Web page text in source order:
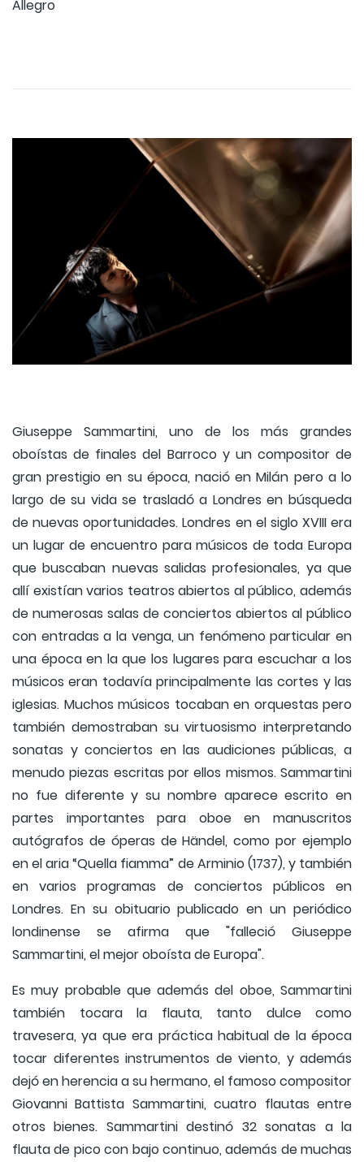
Allegro
Giuseppe Sammartini, uno de los más grandes
oboístas de finales del Barroco y un compositor de
gran prestigio en su época, nació en Milán pero a lo
largo de su vida se trasladó a Londres en búsqueda
de nuevas oportunidades. Londres en el siglo XVIII era
un lugar de encuentro para músicos de toda Europa
que buscaban nuevas salidas profesionales, ya que
allí existían varios teatros abiertos al público, además
de numerosas salas de conciertos abiertos al público
con entradas a la venga, un fenómeno particular en
una época en la que los lugares para escuchar a los
músicos eran todavía principalmente las cortes y las
iglesias. Muchos músicos tocaban en orquestas pero
también demostraban su virtuosismo interpretando
sonatas y conciertos en las audiciones públicas, a
menudo piezas escritas por ellos mismos. Sammartini
no fue diferente y su nombre aparece escrito en
partes importantes para oboe en manuscritos
autógrafos de óperas de Händel, como por ejemplo
en el aria “Quella fiamma” de Arminio (1737), y también
en varios programas de conciertos públicos en
Londres. En su obituario publicado en un periódico
londinense se afirma que "falleció Giuseppe
Sammartini, el mejor oboísta de Europa".
Es muy probable que además del oboe, Sammartini
también tocara la flauta, tanto dulce como
travesera, ya que era práctica habitual de la época
tocar diferentes instrumentos de viento, y además
dejó en herencia a su hermano, el famoso compositor
Giovanni Battista Sammartini, cuatro flautas entre
otros bienes. Sammartini destinó 32 sonatas a la
flauta de pico con bajo continuo, además de muchas